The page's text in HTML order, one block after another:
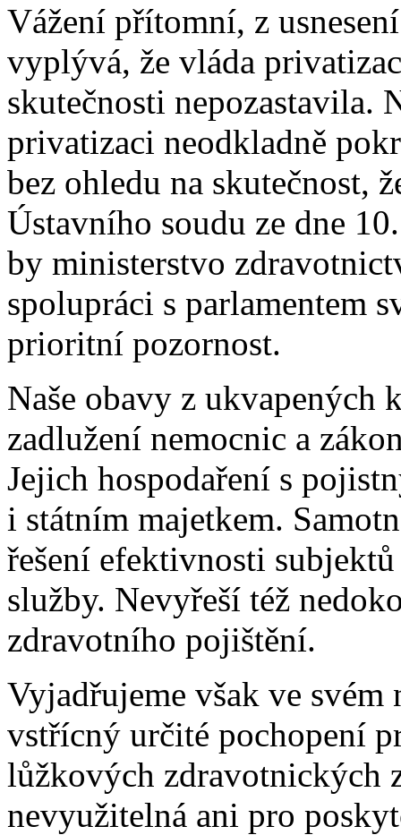
Vážení přítomní, z
vyplývá, že vláda
skutečnosti nepozastavila.
privatizaci neodkladně
bez ohledu na skutečnost,
Ústavního soudu ze dne
by ministerstvo
spolupráci s parlamentem
prioritní pozornost.
Naše obavy z
zadlužení nemocnic a
Jejich hospodaření s
i státním majetkem.
řešení efektivnosti
služby. Nevyřeší též
zdravotního pojištění.
Vyjadřujeme však ve
vstřícný určité pochopení
lůžkových zdravotnických
nevyužitelná ani pro